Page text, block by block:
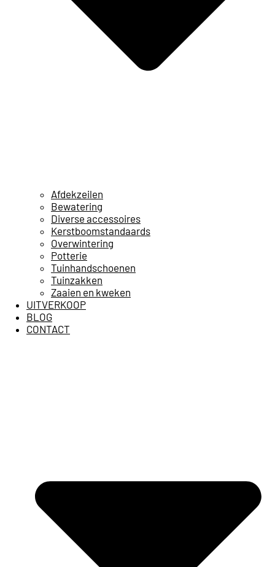
Afdekzeilen
Bewatering
Diverse accessoires
Kerstboomstandaards
Overwintering
Potterie
Tuinhandschoenen
Tuinzakken
Zaaien en kweken
UITVERKOOP
BLOG
CONTACT